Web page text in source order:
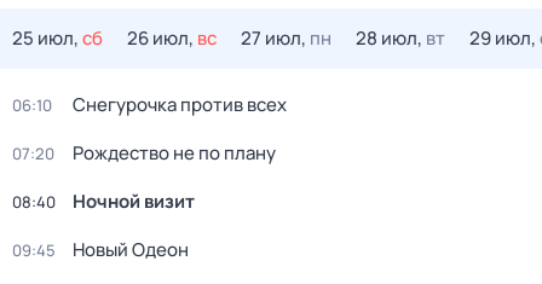
25 июл,сб 26 июл, вс 27 июл, пн 28 июл, вт 29 июл,
06:10 Снегурочка против всех
07:20 Рождество не по плану
08:40 Ночной визит
09:45 Новый Одеон